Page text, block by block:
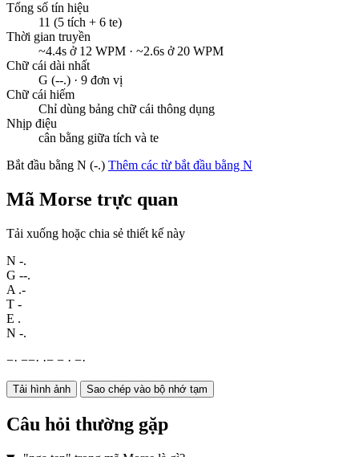
Tổng số tín hiệu
11 (5 tích + 6 te)
Thời gian truyền
~4.4s ở 12 WPM · ~2.6s ở 20 WPM
Chữ cái dài nhất
G (--.) · 9 đơn vị
Chữ cái hiếm
Chỉ dùng bảng chữ cái thông dụng
Nhịp điệu
cân bằng giữa tích và te
Bắt đầu bằng N (-.) Thêm các từ bắt đầu bằng N
Mã Morse trực quan
Tải xuống hoặc chia sẻ thiết kế này
N -.
G --.
A .-
T -
E .
N -.
−· −−· ·− − · −·
Tải hình ảnh Sao chép vào bộ nhớ tạm
Câu hỏi thường gặp